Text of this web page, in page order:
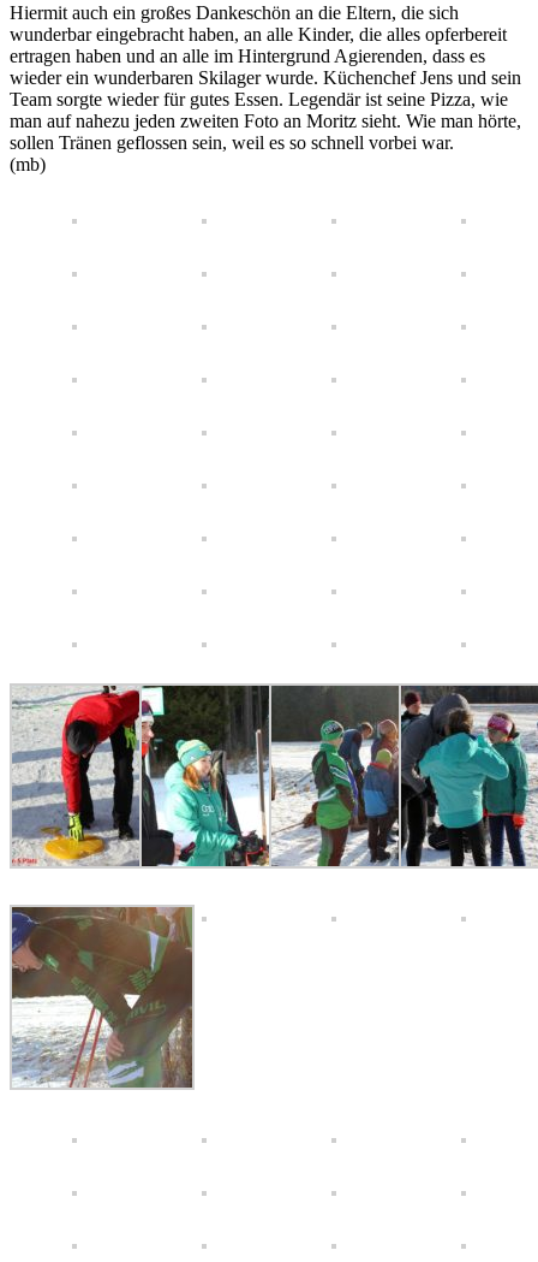
Hiermit auch ein großes Dankeschön an die Eltern, die sich
wunderbar eingebracht haben, an alle Kinder, die alles opferbereit
ertragen haben und an alle im Hintergrund Agierenden, dass es
wieder ein wunderbaren Skilager wurde. Küchenchef Jens und sein
Team sorgte wieder für gutes Essen. Legendär ist seine Pizza, wie
man auf nahezu jeden zweiten Foto an Moritz sieht. Wie man hörte,
sollen Tränen geflossen sein, weil es so schnell vorbei war.
(mb)